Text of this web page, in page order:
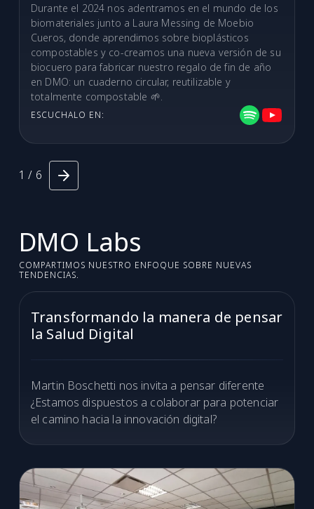
Durante el 2024 nos adentramos en el mundo de los
biomateriales junto a Laura Messing de Moebio
Cueros, donde aprendimos sobre bioplásticos
compostables y co-creamos una nueva versión de su
biocuero para fabricar nuestro regalo de fin de año
en DMO: un cuaderno circular, reutilizable y
totalmente compostable 🌱.
ESCUCHALO EN:
1 / 6
DMO Labs
COMPARTIMOS NUESTRO ENFOQUE SOBRE NUEVAS
TENDENCIAS.
Transformando la manera de pensar
la Salud Digital
Martin Boschetti nos invita a pensar diferente
¿Estamos dispuestos a colaborar para potenciar
el camino hacia la innovación digital?